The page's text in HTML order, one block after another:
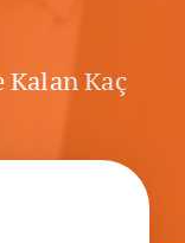
Kaç